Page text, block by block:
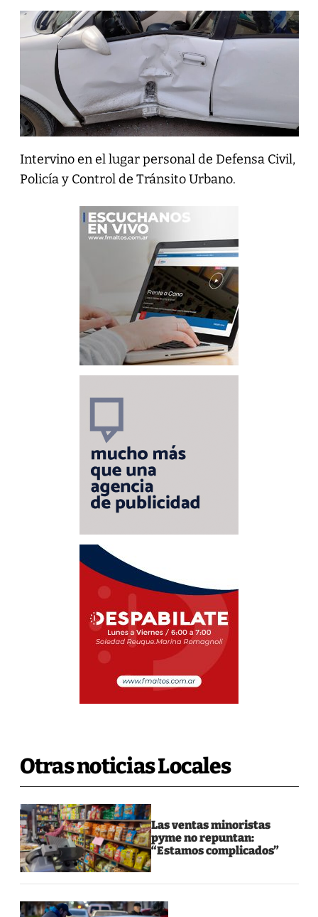
Intervino en el lugar personal de Defensa Civil,
Policía y Control de Tránsito Urbano.
Otras noticias Locales
Las ventas minoristas
pyme no repuntan:
“Estamos complicados”